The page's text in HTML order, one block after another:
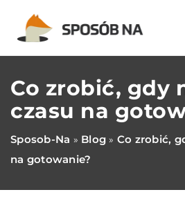
Co zrobić, gdy
czasu na
Sposob-Na » Blog » Co zrobić,
na gotowanie?